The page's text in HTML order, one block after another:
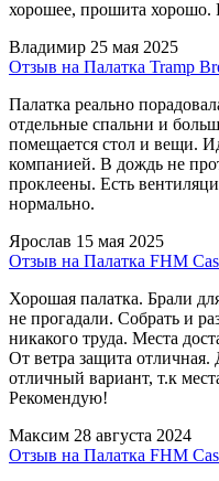
хорошее, прошита хорошо.
Владимир 25 мая 2025
Отзыв на Палатка Tramp
Палатка реально
отдельные спальни и
помещается стол и вещи.
компанией. В дождь не
проклеены. Есть
нормально.
Ярослав 15 мая 2025
Отзыв на Палатка FHM
Хорошая палатка. Брали
не прогадали. Собрать и
никакого труда. Места
От ветра защита
отличный вариант, т.к
Рекомендую!
Максим 28 августа 2024
Отзыв на Палатка FHM